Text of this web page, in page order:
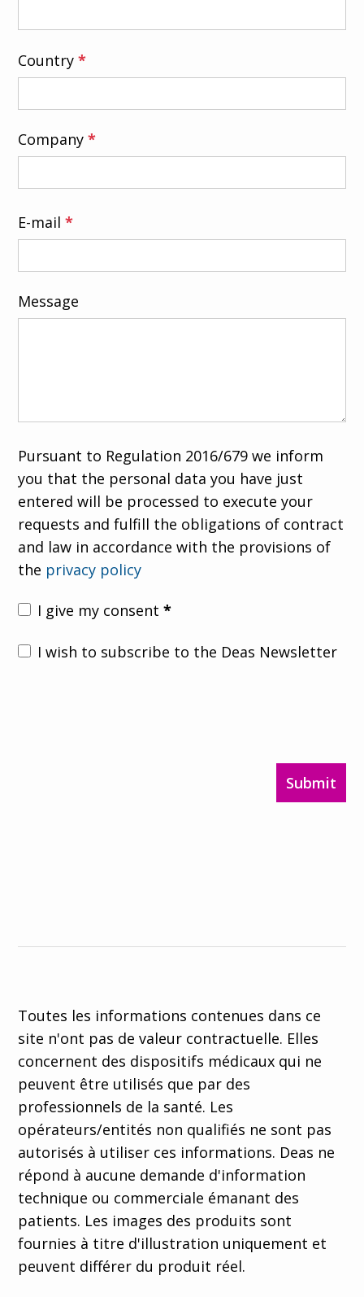
Country*
Company*
E-mail*
Message
Pursuant to Regulation 2016/679 we inform
you that the personal data you have just
entered will be processed to execute your
requests and fulfill the obligations of contract
and law in accordance with the provisions of
the privacy policy
I give my consent*
I wish to subscribe to the Deas Newsletter
Submit
Toutes les informations contenues dans ce
site n'ont pas de valeur contractuelle. Elles
concernent des dispositifs médicaux qui ne
peuvent être utilisés que par des
professionnels de la santé. Les
opérateurs/entités non qualifiés ne sont pas
autorisés à utiliser ces informations. Deas ne
répond à aucune demande d'information
technique ou commerciale émanant des
patients. Les images des produits sont
fournies à titre d'illustration uniquement et
peuvent différer du produit réel.